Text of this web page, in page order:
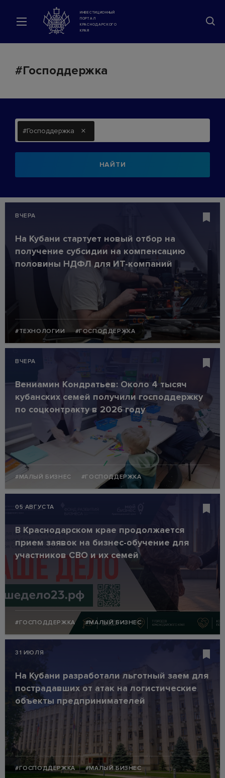
ИНВЕСТИЦИОННЫЙ
ПОРТАЛ
КРАСНОДАРСКОГО
КРАЯ
#Господдержка
×
#Господдержка
НАЙТИ
ВЧЕРА
На Кубани стартует новый отбор на
получение субсидии на компенсацию
половины НДФЛ для ИT-компаний
#ТЕХНОЛОГИИ #ГОСПОДДЕРЖКА
ВЧЕРА
Вениамин Кондратьев: Около 4 тысяч
кубанских семей получили господдержку
по соцконтракту в 2026 году
#МАЛЫЙ БИЗНЕС #ГОСПОДДЕРЖКА
05 АВГУСТА
В Краснодарском крае продолжается
прием заявок на бизнес-обучение для
участников СВО и их семей
#ГОСПОДДЕРЖКА #МАЛЫЙ БИЗНЕС
31 ИЮЛЯ
На Кубани разработали льготный заем для
пострадавших от атак на логистические
объекты предпринимателей
#ГОСПОДДЕРЖКА #МАЛЫЙ БИЗНЕС